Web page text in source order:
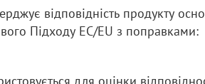
відповідність продукту
Підходу EC/EU з поправками: